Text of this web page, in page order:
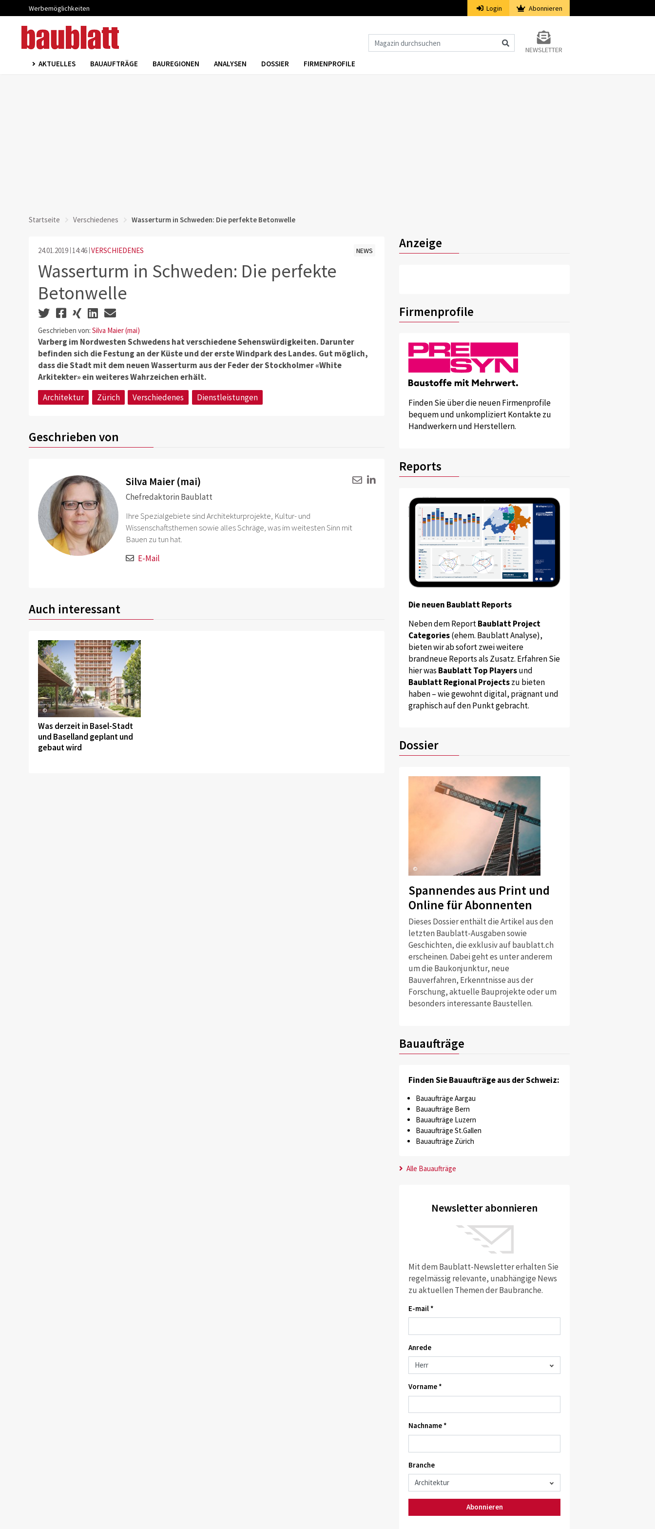
Werbemöglichkeiten Login Abonnieren
NEWSLETTER
AKTUELLES BAUAUFTRÄGE BAUREGIONEN ANALYSEN DOSSIER FIRMENPROFILE
Startseite Verschiedenes Wasserturm in Schweden: Die perfekte Betonwelle
24.01.2019 14:46 VERSCHIEDENES NEWS
Wasserturm in Schweden: Die perfekte
Betonwelle
Geschrieben von: Silva Maier (mai)
Varberg im Nordwesten Schwedens hat verschiedene Sehenswürdigkeiten. Darunter
befinden sich die Festung an der Küste und der erste Windpark des Landes. Gut möglich,
dass die Stadt mit dem neuen Wasserturm aus der Feder der Stockholmer «White
Arkitekter» ein weiteres Wahrzeichen erhält.
Architektur
Zürich Verschiedenes Dienstleistungen
Geschrieben von
Silva Maier (mai)
Chefredaktorin Baublatt
Ihre Spezialgebiete sind Architekturprojekte, Kultur- und
Wissenschaftsthemen sowie alles Schräge, was im weitesten Sinn mit
Bauen zu tun hat.
E-Mail
Auch interessant
©
Was derzeit in Basel-Stadt
und Baselland geplant und
gebaut wird
Anzeige
Firmenprofile
Finden Sie über die neuen Firmenprofile
bequem und unkompliziert Kontakte zu
Handwerkern und Herstellern.
Reports
Die neuen Baublatt Reports
Neben dem ReportBaublatt Project
Categories(ehem. Baublatt Analyse),
bieten wir ab sofort zwei weitere
brandneue Reports als Zusatz. Erfahren Sie
hier was Baublatt Top Playersund
Baublatt Regional Projectszu bieten
haben – wie gewohnt digital, prägnant und
graphisch auf den Punkt gebracht.
Dossier
©
Spannendes aus Print und
Online für Abonnenten
Dieses Dossier enthält die Artikel aus den
letzten Baublatt-Ausgaben sowie
Geschichten, die exklusiv auf baublatt.ch
erscheinen. Dabei geht es unter anderem
um die Baukonjunktur, neue
Bauverfahren, Erkenntnisse aus der
Forschung, aktuelle Bauprojekte oder um
besonders interessante Baustellen.
Bauaufträge
Finden Sie Bauaufträge aus der Schweiz:
Bauaufträge Aargau
Bauaufträge Bern
Bauaufträge Luzern
Bauaufträge St.Gallen
Bauaufträge Zürich
Alle Bauaufträge
Newsletter abonnieren
Mit dem Baublatt-Newsletter erhalten Sie
regelmässig relevante, unabhängige News
zu aktuellen Themen der Baubranche.
E-mail *
Anrede
Vorname *
Nachname *
Branche
Abonnieren